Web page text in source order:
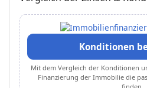
Konditionen
Mit dem Vergleich der Konditionen
Finanzierung der Immobilie die